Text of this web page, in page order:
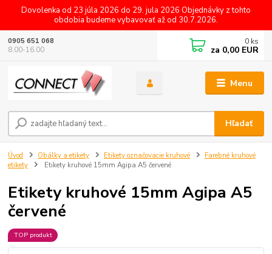
Dovolenka od 23 júla 2026 do 29. jula 2026 Objednávky z tohto
obdobia budeme vybavovať až od 30.7.2026.
Menu
Hľadať
0905 651 068
8.00-16.00
0 ks
za 0,00 EUR
Úvod Obálky a etikety Etikety označovacie kruhové
Farebné kruhové
etikety
Etikety kruhové 15mm Agipa A5 červené
Etikety kruhové 15mm Agipa A5
červené
TOP produkt